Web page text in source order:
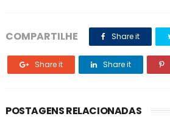
COMPARTILHE Share it
Share it Share it
POSTAGENS RELACIONADAS